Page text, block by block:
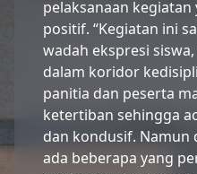
pelaksanaan
positif. “Kegiatan ini
wadah ekspresi
dalam koridor
panitia dan peserta
ketertiban sehingga
dan kondusif. Namun
ada beberapa yang